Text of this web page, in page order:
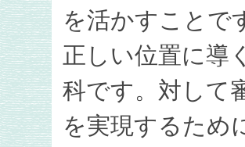
を活かすことで
正しい位置に導
科です。対して
を実現するため